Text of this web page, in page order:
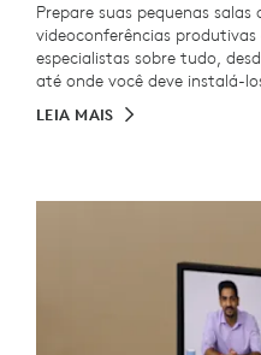
Prepare suas pequenas salas
videoconferências
especialistas sobre tudo,
até onde você deve instalá-
LEIA MAIS